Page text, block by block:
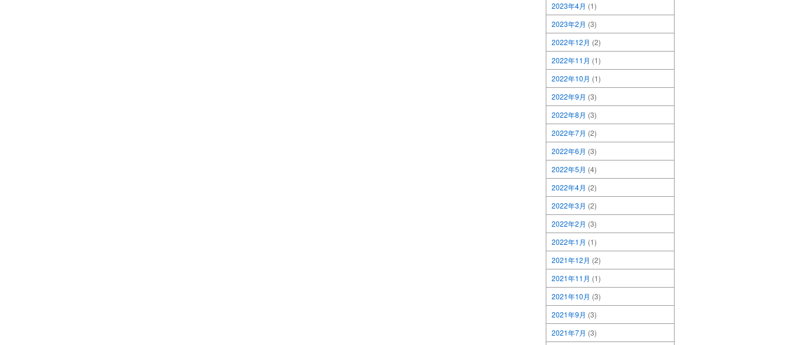
2023年4月 (1)
2023年2月 (3)
2022年12月 (2)
2022年11月 (1)
2022年10月 (1)
2022年9月 (3)
2022年8月 (3)
2022年7月 (2)
2022年6月 (3)
2022年5月 (4)
2022年4月 (2)
2022年3月 (2)
2022年2月 (3)
2022年1月 (1)
2021年12月 (2)
2021年11月 (1)
2021年10月 (3)
2021年9月 (3)
2021年7月 (3)